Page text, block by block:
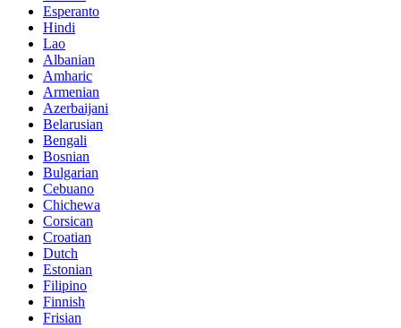
Esperanto
Hindi
Lao
Albanian
Amharic
Armenian
Azerbaijani
Belarusian
Bengali
Bosnian
Bulgarian
Cebuano
Chichewa
Corsican
Croatian
Dutch
Estonian
Filipino
Finnish
Frisian